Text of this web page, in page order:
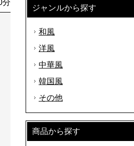
分
ジャンルから探す
和風
洋風
中華風
韓国風
その他
商品から探す